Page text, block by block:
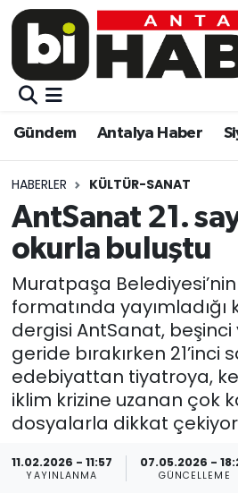
Gündem Antalya Haber
HABERLER KÜLTÜR-SANAT
AntSanat 21.
okurla buluştu
Muratpaşa
formatında
dergisi AntSanat, beşinci
geride bırakırken 21’inci
edebiyattan tiyatroya,
iklim krizine uzanan çok
dosyalarla dikkat
11.02.2026 - 11:57
YAYINLANMA
07.05.2026 -
GÜNCELLEME
Gündem
Siyaset
Ekonomi
Video
Eğitim
Kültür-sanat
Sağlık
Spor
Teknoloji
Gündem
Siyaset
Eğitim
Ekonomi
Kültür-sanat
Sağlık
Spor
Teknoloji
Yaşam
Muratpaşa Nöbetçi
Muratpaşa Trafik
Süper Lig Puan Durumu
Tüm Manşetler
Son Dakika Haberleri
Haber Arşivi